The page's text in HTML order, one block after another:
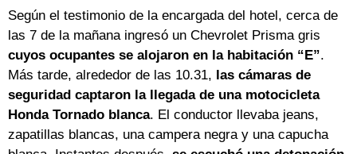
Según el testimonio de la encargada del hotel, cerca de
las 7 de la mañana ingresó un Chevrolet Prisma gris
cuyos ocupantes se alojaron en la habitación “E”.
Más tarde, alrededor de las 10.31, las cámaras de
seguridad captaron la llegada de una motocicleta
Honda Tornado blanca. El conductor llevaba jeans,
zapatillas blancas, una campera negra y una capucha